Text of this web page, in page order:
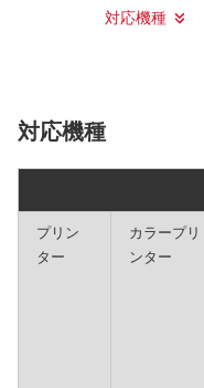
対応機種
対応機種
プリン
ター
カラープリ
ンター